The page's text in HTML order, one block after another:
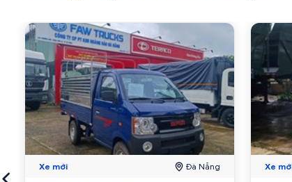
Xe mới Đà Nẵng Xe